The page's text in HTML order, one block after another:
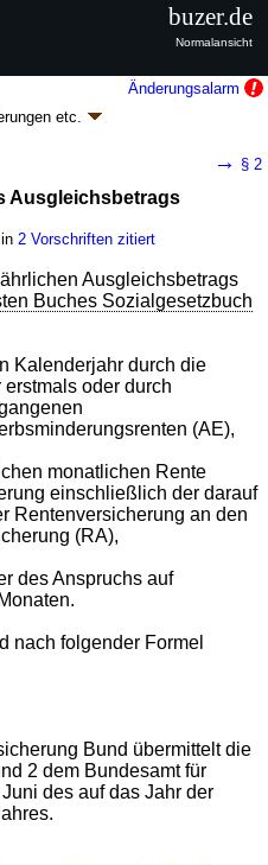
Änderungsalarm
etc.
der
an die Träger der
für
wegen voller
k.a.Abk.)
geändert durchArtikel 57Abs. 32
/ Entwurf / Begründung
|
→ § 2
Ausgleichsbetrags
2 Vorschriften zitiert
Ausgleichsbetrags
Buches Sozialgesetzbuch
Kalenderjahr durch die
oder durch
(AE),
monatlichen Rente
einschließlich der darauf
Rentenversicherung an den
(RA),
des Anspruchs auf
nach folgender Formel
Bund übermittelt die
2 dem Bundesamt für
des auf das Jahr der
buzer.de
Normalansicht